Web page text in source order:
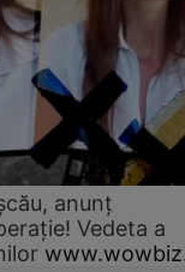
anunț
Vedeta a